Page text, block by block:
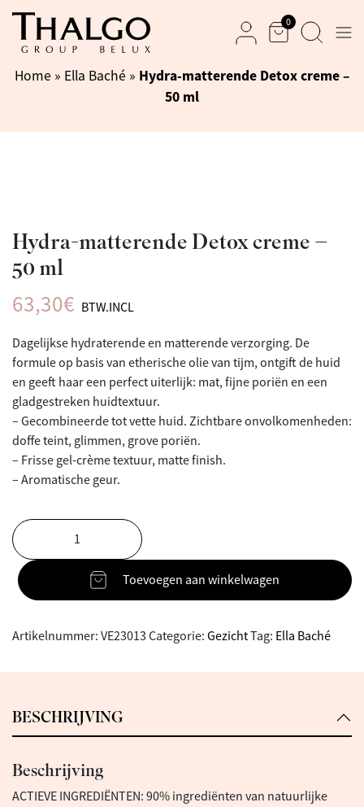
0
Home » Ella Baché » Hydra-matterende Detox creme –
50 ml
Hydra-matterende Detox creme –
50 ml
63,30€ BTW.INCL
Dagelijkse hydraterende en matterende verzorging. De
formule op basis van etherische olie van tijm, ontgift de huid
en geeft haar een perfect uiterlijk: mat, fijne poriën en een
gladgestreken huidtextuur.
– Gecombineerde tot vette huid. Zichtbare onvolkomenheden:
doffe teint, glimmen, grove poriën.
– Frisse gel-crème textuur, matte finish.
– Aromatische geur.
Toevoegen aan winkelwagen
Artikelnummer: VE23013 Categorie: GezichtTag: Ella Baché
BESCHRIJVING
Beschrijving
ACTIEVE INGREDIËNTEN: 90% ingrediënten van natuurlijke